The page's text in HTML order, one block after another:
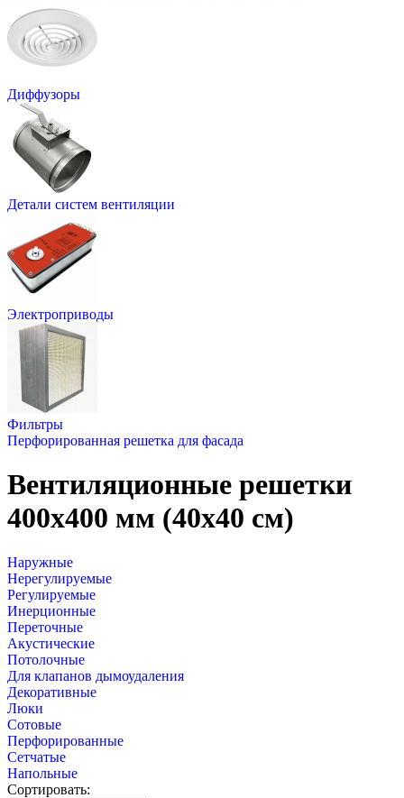
Диффузоры
Детали систем вентиляции
Электроприводы
Фильтры
Перфорированная решетка для фасада
Вентиляционные решетки
400х400 мм (40х40 см)
Наружные
Нерегулируемые
Регулируемые
Инерционные
Переточные
Акустические
Потолочные
Для клапанов дымоудаления
Декоративные
Люки
Сотовые
Перфорированные
Сетчатые
Напольные
Сортировать: